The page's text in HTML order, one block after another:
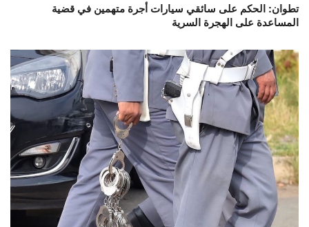
تطوان: الحكم على سائقي سيارات أجرة متهمين في قضية
المساعدة على الهجرة السرية